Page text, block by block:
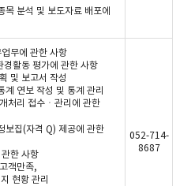
분석 및 보도자료 배포에
무에 관한 사항
활동 평가에 관한 사항
및 보고서 작성
연보 작성 및 통계 관리
처리 접수ㆍ관리에 관한
집(자격 Q) 제공에 관한
한 사항
객만족,
현황 관리
052-714-
8687